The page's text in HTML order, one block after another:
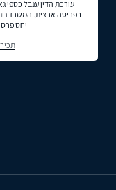
עורכת הדין ענבל כספי
בפריסה ארצית. המשרד
יחס